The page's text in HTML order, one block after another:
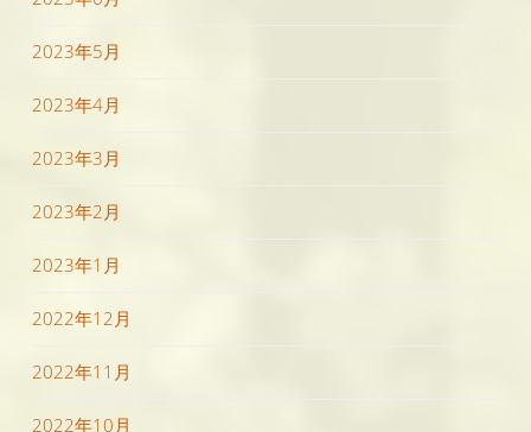
2023年5月
2023年4月
2023年3月
2023年2月
2023年1月
2022年12月
2022年11月
2022年10月